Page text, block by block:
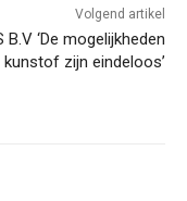
Volgend artikel
B.V ‘De mogelijkheden
kunstof zijn eindeloos’